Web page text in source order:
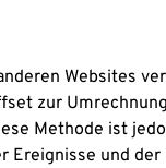
Websites
zur
Methode ist
Ereignisse und